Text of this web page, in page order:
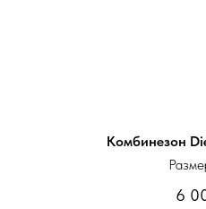
Комбинезон
6